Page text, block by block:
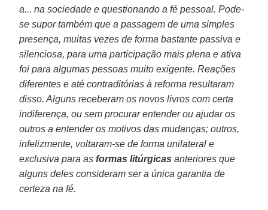
a... na sociedade e questionando a fé pessoal. Pode-
se supor também que a passagem de uma simples
presença, muitas vezes de forma bastante passiva e
silenciosa, para uma participação mais plena e ativa
foi para algumas pessoas muito exigente. Reações
diferentes e até contraditórias à reforma resultaram
disso. Alguns receberam os novos livros com certa
indiferença, ou sem procurar entender ou ajudar os
outros a entender os motivos das mudanças; outros,
infelizmente, voltaram-se de forma unilateral e
exclusiva para asformas litúrgicas anteriores que
alguns deles consideram ser a única garantia de
certeza na fé.